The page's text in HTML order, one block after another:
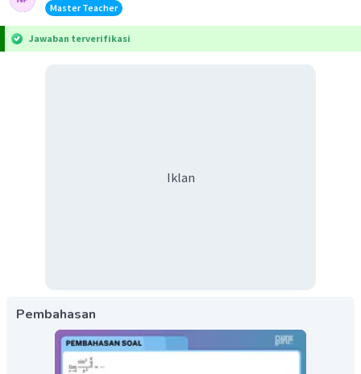
Master Teacher
Jawaban terverifikasi
Iklan
Pembahasan